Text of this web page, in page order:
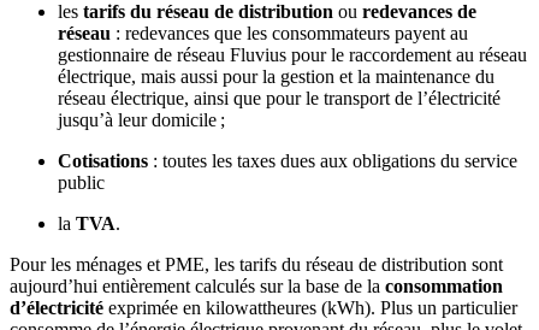
les tarifs du réseau de distribution ou redevances de
réseau : redevances que les consommateurs payent au
gestionnaire de réseau Fluvius pour le raccordement au réseau
électrique, mais aussi pour la gestion et la maintenance du
réseau électrique, ainsi que pour le transport de l’électricité
jusqu’à leur domicile ;
Cotisations : toutes les taxes dues aux obligations du service
public
la TVA.
Pour les ménages et PME, les tarifs du réseau de distribution sont
aujourd’hui entièrement calculés sur la base de la consommation
d’électricité exprimée en kilowattheures (kWh). Plus un particulier